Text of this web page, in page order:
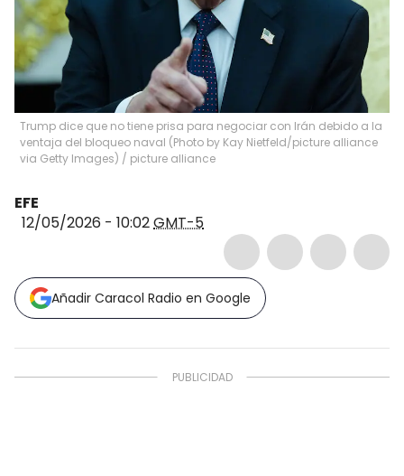
Trump dice que no tiene prisa para negociar con Irán debido a la
ventaja del bloqueo naval (Photo by Kay Nietfeld/picture alliance
via Getty Images) / picture alliance
EFE
12/05/2026 - 10:02GMT-5
Añadir Caracol Radio en Google